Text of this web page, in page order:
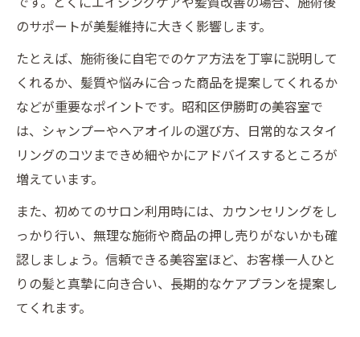
のサポートが美髪維持に大きく影響します。
たとえば、施術後に自宅でのケア方法を丁寧に説明して
くれるか、髪質や悩みに合った商品を提案してくれるか
などが重要なポイントです。昭和区伊勝町の美容室で
は、シャンプーやヘアオイルの選び方、日常的なスタイ
リングのコツまできめ細やかにアドバイスするところが
増えています。
また、初めてのサロン利用時には、カウンセリングをし
っかり行い、無理な施術や商品の押し売りがないかも確
認しましょう。信頼できる美容室ほど、お客様一人ひと
りの髪と真摯に向き合い、長期的なケアプランを提案し
てくれます。